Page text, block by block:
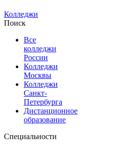
Колледжи
Поиск
Все
колледжи
России
Колледжи
Москвы
Колледжи
Санкт-
Петербурга
Дистанционное
образование
Специальности